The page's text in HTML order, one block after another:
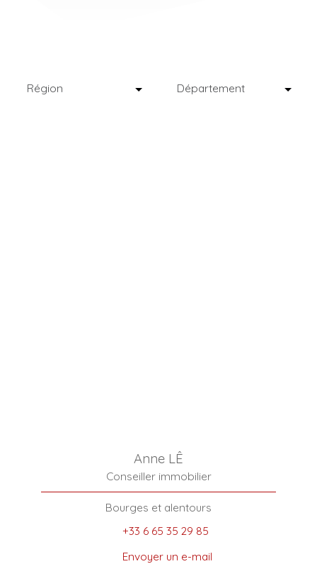
Région Département
Anne LÊ
Conseiller immobilier
Bourges et alentours
+33 6 65 35 29 85
Envoyer un e-mail